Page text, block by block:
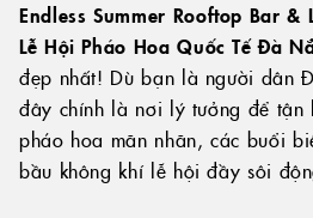
Endless Summer Rooftop Bar &
Lễ Hội Pháo Hoa Quốc Tế Đà
đẹp nhất! Dù bạn là người dân
đây chính là nơi lý tưởng để tận
pháo hoa mãn nhãn, các buổi
bầu không khí lễ hội đầy sôi